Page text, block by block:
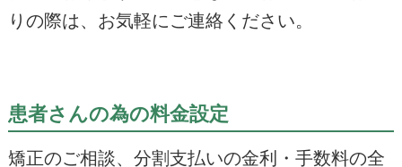
りの際は、お気軽にご連絡ください。
患者さんの為の料金設定
矯正のご相談、分割支払いの金利・手数料の全